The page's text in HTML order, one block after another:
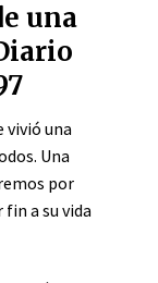
una
vivió una
Una
por
a su vida